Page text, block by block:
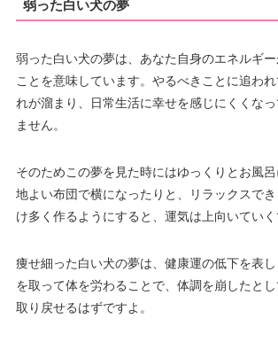
弱った白い犬の夢
弱った白い犬の夢は、あなた自身のエネルギ
ことを意味しています。やるべきことに追わ
れが溜まり、日常生活に幸せを感じにくくな
ません。
そのためこの夢を見た時にはゆっくりとお風
地よい布団で横になったりと、リラックスで
け多く作るようにすると、運気は上向いていく
痩せ細った白い犬の夢は、健康運の低下を表
を取って体を労わることで、体調を崩したと
取り戻せるはずですよ。